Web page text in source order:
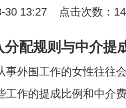
30 13:27 点击次数：
配规则与中介提
事外围工作的女性往往
工作的提成比例和中介